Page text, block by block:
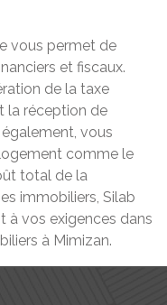
vous permet de
et fiscaux.
de la taxe
la réception de
vous
comme le
total de la
immobiliers, Silab
à vos exigences dans
à Mimizan.